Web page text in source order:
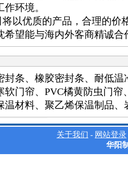
环境。
以优质的产品，合理的价
希望能与海内外客商精诚合
封条、橡胶密封条、耐低温
软门帘、PVC橘黄防虫门帘
温材料、聚乙烯保温制品、
关于我们 - 网站登录
华阳